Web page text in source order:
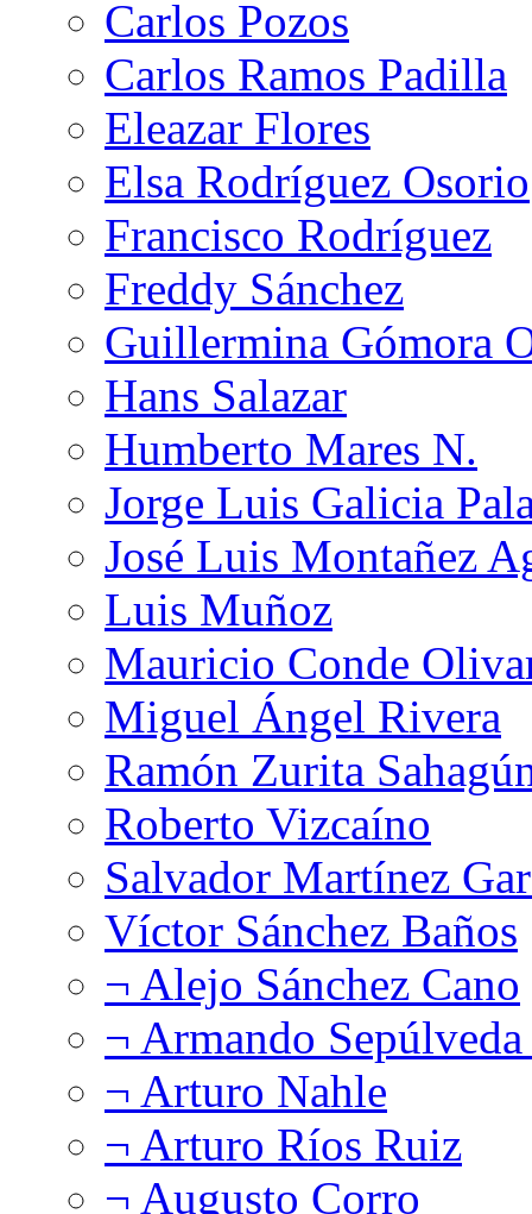
Carlos Pozos
Carlos Ramos Padilla
Eleazar Flores
Elsa Rodríguez Osorio
Francisco Rodríguez
Freddy Sánchez
Guillermina Gómora
Hans Salazar
Humberto Mares N.
Jorge Luis Galicia
José Luis Montañez
Luis Muñoz
Mauricio Conde
Miguel Ángel Rivera
Ramón Zurita
Roberto Vizcaíno
Salvador Martínez
Víctor Sánchez Baños
¬ Alejo Sánchez Cano
¬ Armando
¬ Arturo Nahle
¬ Arturo Ríos Ruiz
¬ Augusto Corro